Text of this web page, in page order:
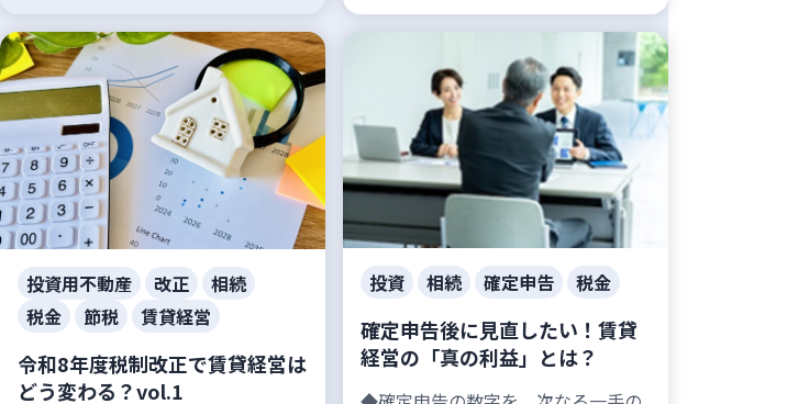
投資用不動産 改正
相続
税金
節税 賃貸経営
令和8年度税制改正で賃貸経営は
どう変わる？vol.1
投資 相続 確定申告 税金
確定申告後に見直したい！賃貸
経営の「真の利益」とは？